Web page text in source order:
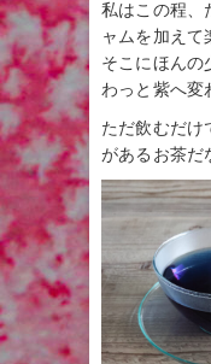
私はこの程、
ャムを加えて
そこにほんの
わっと紫へ変
ただ飲むだけ
があるお茶だ